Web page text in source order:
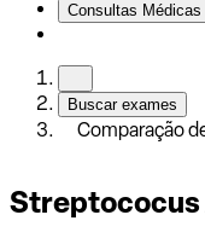
Consultas Médicas
Buscar exames
Comparação
Streptococus